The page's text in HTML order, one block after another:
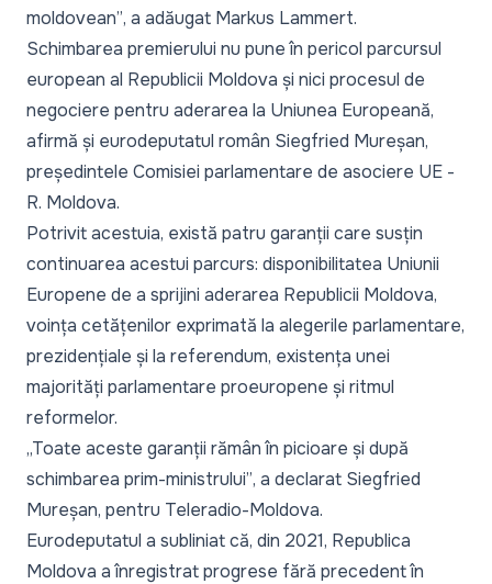
moldovean”, a adăugat Markus Lammert.
Schimbarea premierului nu pune în pericol parcursul
european al Republicii Moldova și nici procesul de
negociere pentru aderarea la Uniunea Europeană,
afirmă și eurodeputatul român Siegfried Mureșan,
președintele Comisiei parlamentare de asociere UE -
R. Moldova.
Potrivit acestuia, există patru garanții care susțin
continuarea acestui parcurs: disponibilitatea Uniunii
Europene de a sprijini aderarea Republicii Moldova,
voința cetățenilor exprimată la alegerile parlamentare,
prezidențiale și la referendum, existența unei
majorități parlamentare proeuropene și ritmul
reformelor.
„Toate aceste garanții rămân în picioare și după
schimbarea prim-ministrului”, a declarat Siegfried
Mureșan, pentru Teleradio-Moldova.
Eurodeputatul a subliniat că, din 2021, Republica
Moldova a înregistrat progrese fără precedent în